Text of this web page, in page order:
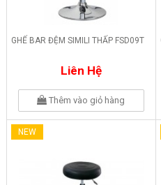
GHẾ BAR ĐỆM SIMILI THẤP FSD09T
Liên Hệ
Thêm vào giỏ hàng
NEW